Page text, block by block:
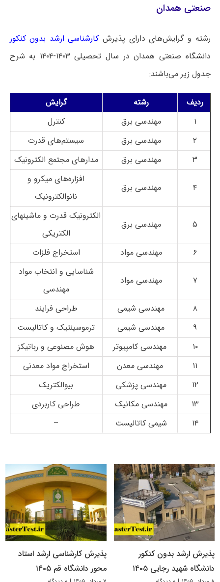
صنعتی همدان
رشته و گرایش‌های دارای پذیرش کارشناسی ارشد بدون کنکور
دانشگاه صنعتی همدان در سال تحصیلی ۱۴۰۳-۱۴۰۴ به شرح
جدول زیر می‌باشند:
ردیف رشته
گرایش
۱
مهندسی برق
کنترل
۲
مهندسی برق
سیستم‌های قدرت
۳
مهندسی برق مدارهای مجتمع الکترونیک
۴ مهندسی برق
افزاره‌های میکرو و
نانوالکترونیک
۵ مهندسی برق
الکترونیک قدرت و ماشینهای
الکتریکی
۶
مهندسی مواد استخراج فلزات
۷ مهندسی مواد
شناسایی و انتخاب مواد
مهندسی
۸
مهندسی شیمی
طراحی فرایند
۹
مهندسی شیمی
ترموسینتیک و کاتالیست
۱۰
مهندسی کامپیوتر
هوش مصنوعی و رباتیکز
۱۱
مهندسی معدن
استخراج مواد معدنی
۱۲
مهندسی پزشکی
بیوالکتریک
۱۳
مهندسی مکانیک
طراحی کاربردی
۱۴
شیمی کاتالیست –
پذیرش ارشد بدون کنکور
دانشگاه شهید رجایی ۱۴۰۵
پذیرش کارشناسی ارشد استاد
محور دانشگاه قم ۱۴۰۵